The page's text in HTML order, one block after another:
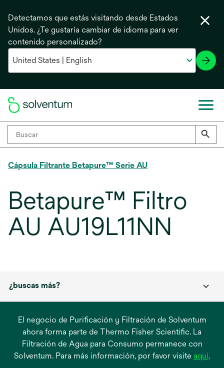
Detectamos que estás visitando desde Estados
Unidos. ¿Te gustaría cambiar de idioma para ver
contenido personalizado?
Cápsula Filtrante Betapure™ Serie AU
Betapure™ Filtro
AU AU19L11NN
¿buscas más?
El negocio de Purificación y Filtración de Solventum
ahora forma parte de Thermo Fisher Scientific. La
Filtración de Agua para Consumo permanece con
Solventum. Para más información, por favor visite aquíse
.